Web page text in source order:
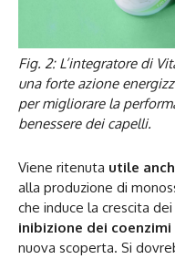
Fig. 2: L’integratore di
una forte azione
per migliorare la
benessere dei capelli.
Viene ritenuta utile
alla produzione di
che induce la crescita
inibizione dei
nuova scoperta. Si